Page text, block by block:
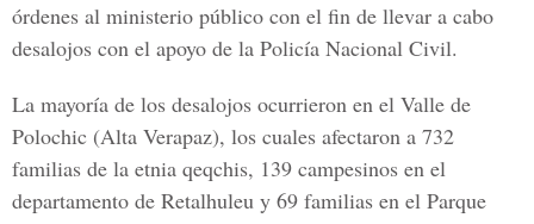
órdenes al ministerio público con el fin de llevar a cabo
desalojos con el apoyo de la Policía Nacional Civil.
La mayoría de los desalojos ocurrieron en el Valle de
Polochic (Alta Verapaz), los cuales afectaron a 732
familias de la etnia qeqchis, 139 campesinos en el
departamento de Retalhuleu y 69 familias en el Parque